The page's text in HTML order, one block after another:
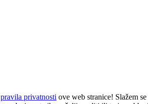
pravila privatnosti ove web stranice! Slažem